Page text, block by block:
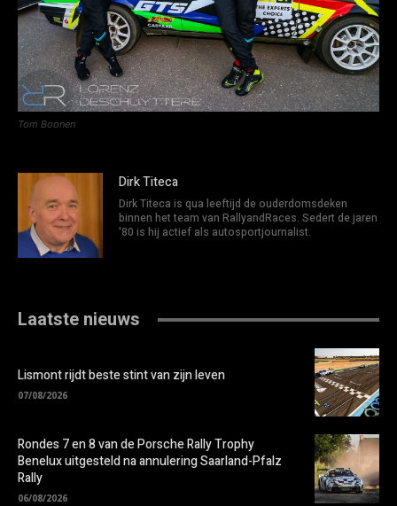
Tom Boonen
Dirk Titeca
Dirk Titeca is qua leeftijd de ouderdomsdeken
binnen het team van RallyandRaces. Sedert de jaren
'80 is hij actief als autosportjournalist.
Laatste nieuws
Lismont rijdt beste stint van zijn leven
07/08/2026
Rondes 7 en 8 van de Porsche Rally Trophy
Benelux uitgesteld na annulering Saarland-Pfalz
Rally
06/08/2026